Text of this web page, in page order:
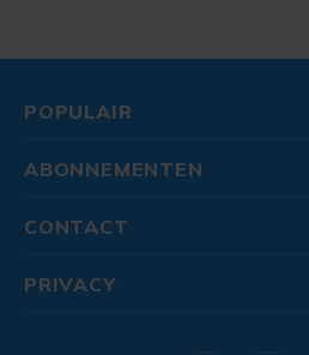
POPULAIR
ABONNEMENTEN
CONTACT
PRIVACY